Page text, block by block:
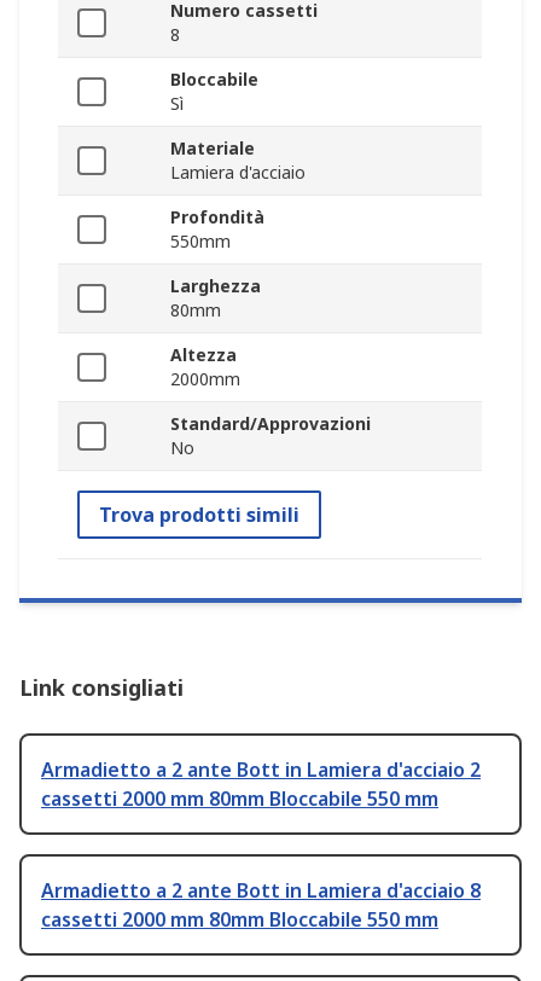
Numero cassetti
8
Bloccabile
Sì
Materiale
Lamiera d'acciaio
Profondità
550mm
Larghezza
80mm
Altezza
2000mm
Standard/Approvazioni
No
Trova prodotti simili
Link consigliati
Armadietto a 2 ante Bott in Lamiera d'acciaio 2
cassetti 2000 mm 80mm Bloccabile 550 mm
Armadietto a 2 ante Bott in Lamiera d'acciaio 8
cassetti 2000 mm 80mm Bloccabile 550 mm